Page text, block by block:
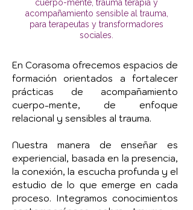
cuerpo-mente, trauma terapia y
acompañamiento sensible al trauma,
para terapeutas y transformadores
sociales.
En Corasoma ofrecemos espacios de
formación orientados a fortalecer
prácticas de acompañamiento
cuerpo-mente, de enfoque
relacional y sensibles al trauma.
Nuestra manera de enseñar es
experiencial, basada en la presencia,
la conexión, la escucha profunda y el
estudio de lo que emerge en cada
proceso. Integramos conocimientos